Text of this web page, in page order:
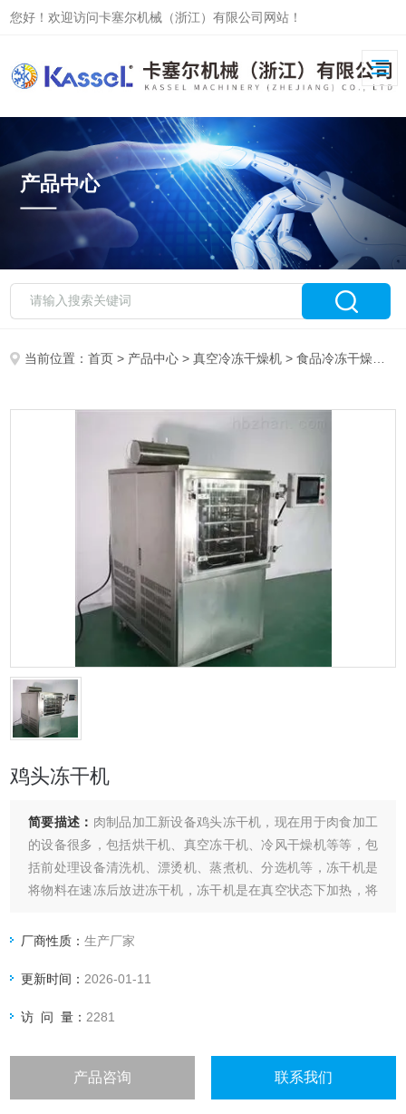
您好！欢迎访问卡塞尔机械（浙江）有限公司网站！
产品中心
当前位置：首页 > 产品中心 >真空冷冻干燥机 >食品冷冻干燥机
鸡头冻干机
简要描述： 肉制品加工新设备鸡头冻干机，现在用于肉食加工
的设备很多，包括烘干机、真空冻干机、冷风干燥机等等，包
括前处理设备清洗机、漂烫机、蒸煮机、分选机等，冻干机是
将物料在速冻后放进冻干机，冻干机是在真空状态下加热，将
厂商性质：生产厂家
更新时间： 2026-01-11
访 问 量： 2281
产品咨询 联系我们